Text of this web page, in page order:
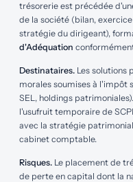
comptable peut être
Ne pas concentrer—
solutions, entre
horizons réduit les
marché et de
Notre rôle est
cet arbitrage, en lien
trésorerie est précédée
de la société (bilan,
stratégie du dirigeant),
d'Adéquation
Destinataires. Les solutions
morales soumises à l'impôt
SEL, holdings
l'usufruit temporaire de
avec la stratégie
cabinet comptable.
Risques. Le placement de
de perte en capital dont la